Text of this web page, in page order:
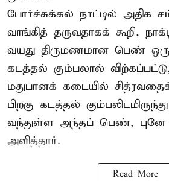
போர்ச்சுக்கல் நாட்டில் அதிக
வாங்கித் தருவதாகக் கூறி,
வயது திருமணமான பெண்
கடத்தல் கும்பலால்
மதுபானக் கடையில்
பிறகு கடத்தல்
வந்துள்ள அந்தப் பெண், புனே
அளித்தார்.
Read More